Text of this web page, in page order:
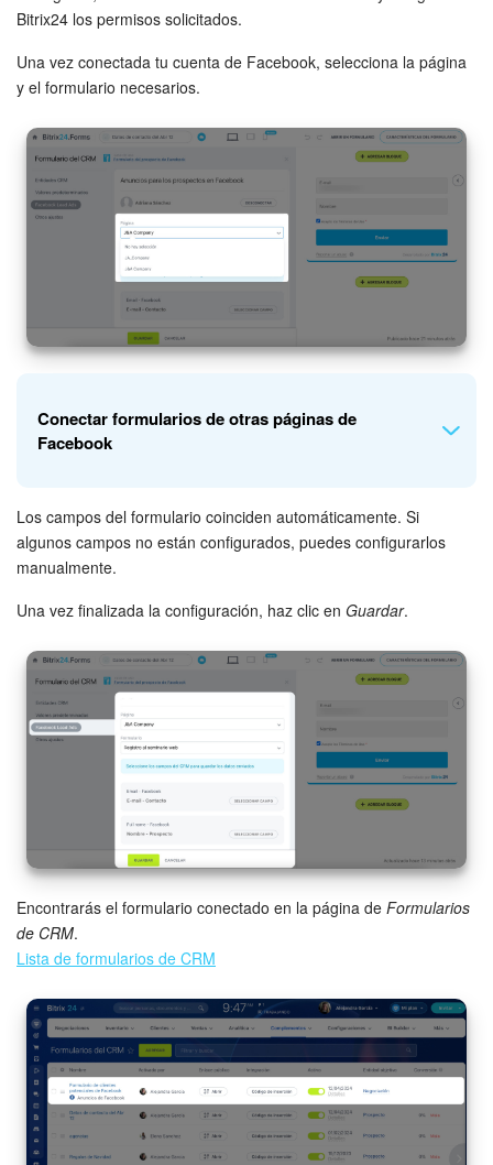
Bitrix24 los permisos solicitados.
Una vez conectada tu cuenta de Facebook, selecciona la página
y el formulario necesarios.
Conectar formularios de otras páginas de
Facebook
Abre la sección de Integraciones empresariales
en la
configuración de tu cuenta de Facebook. Busca la
Integraciones empresariales
guarda los cambios.
Los campos del formulario coinciden automáticamente. Si
algunos campos no están configurados, puedes configurarlos
manualmente.
Una vez finalizada la configuración, haz clic en Guardar.
Encontrarás el formulario conectado en la página de Formularios
de CRM.
Lista de formularios de CRM